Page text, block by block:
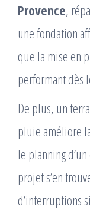
Provence,
une fondation
que la mise en
performant dès
De plus, un
pluie améliore
le planning
projet s’en
d’interruptions